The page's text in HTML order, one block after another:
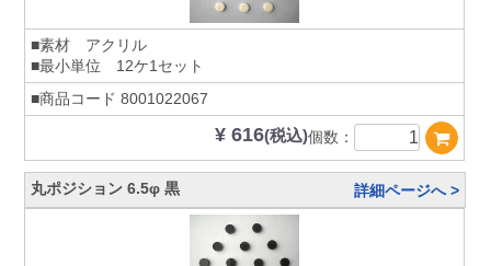
■素材 アクリル
■最小単位 12ケ1セット
■商品コード 8001022067
¥ 616(税込)個数：
丸ポジション 6.5φ 黒 詳細ページへ >